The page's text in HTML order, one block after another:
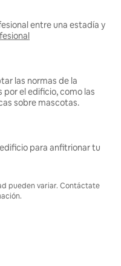
entre una estadía y
las normas de la
el edificio, como las
sobre mascotas.
para anfitrionar tu
pueden variar. Contáctate